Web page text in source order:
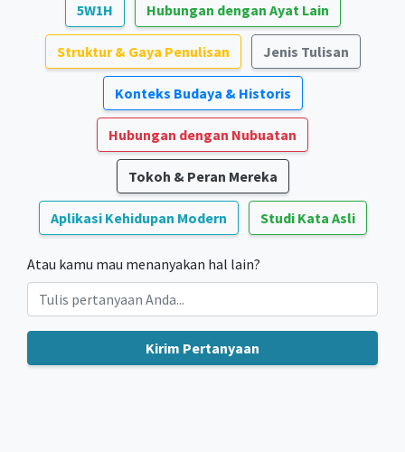
5W1H Hubungan dengan Ayat Lain
Struktur & Gaya Penulisan Jenis Tulisan
Konteks Budaya & Historis
Hubungan dengan Nubuatan
Tokoh & Peran Mereka
Aplikasi Kehidupan Modern Studi Kata Asli
Atau kamu mau menanyakan hal lain?
Kirim Pertanyaan